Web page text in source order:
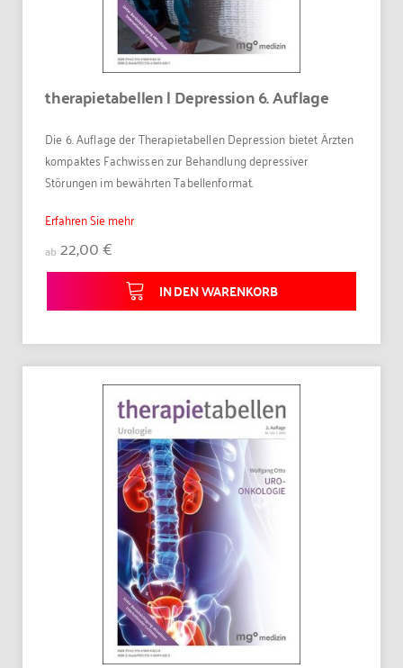
therapietabellen | Depression 6. Auflage
Die 6. Auflage der Therapietabellen Depression bietet Ärzten
kompaktes Fachwissen zur Behandlung depressiver
Störungen im bewährten Tabellenformat.
Erfahren Sie mehr
ab22,00 €
IN DEN WARENKORB